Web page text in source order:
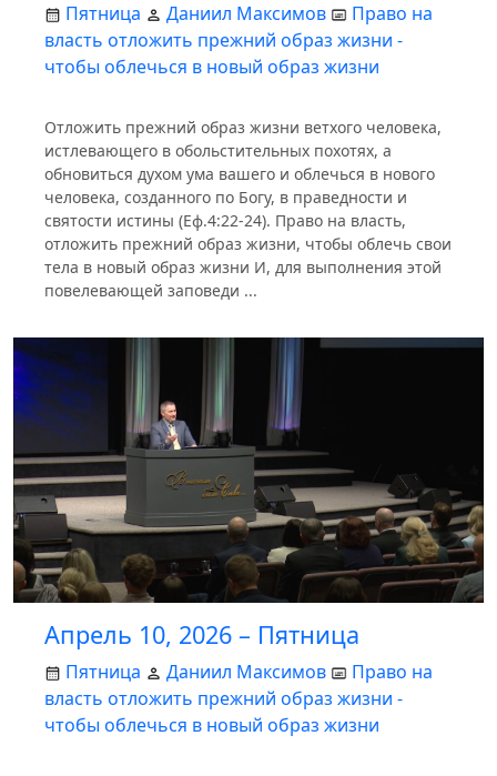
Пятница Даниил Максимов
Право на
власть отложить прежний образ жизни -
чтобы облечься в новый образ жизни
Отложить прежний образ жизни ветхого человека,
истлевающего в обольстительных похотях, а
обновиться духом ума вашего и облечься в нового
человека, созданного по Богу, в праведности и
святости истины (Еф.4:22-24). Право на власть,
отложить прежний образ жизни, чтобы облечь свои
тела в новый образ жизни И, для выполнения этой
повелевающей заповеди ...
Апрель 10, 2026 – Пятница
Пятница Даниил Максимов
Право на
власть отложить прежний образ жизни -
чтобы облечься в новый образ жизни